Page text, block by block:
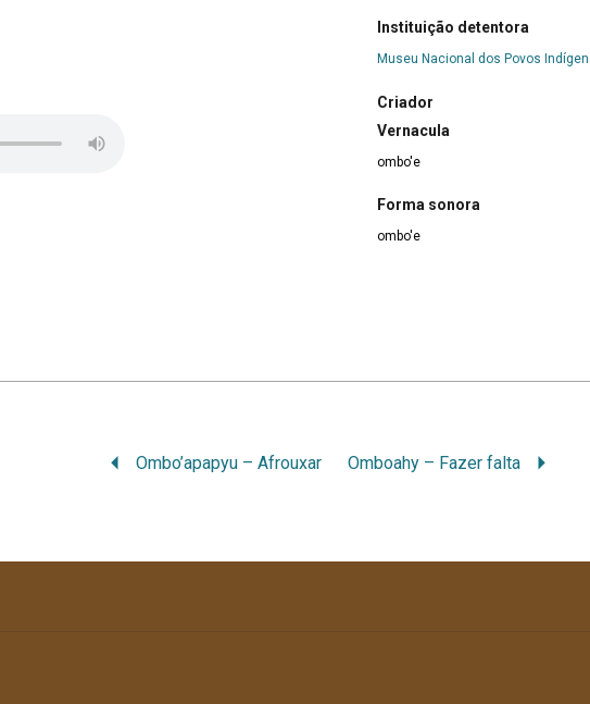
Instituição detentora
Museu Nacional dos Povos
Criador
Vernacula
ombo'e
Forma sonora
ombo'e
Ombo’apapyu – Afrouxar Omboahy – Fazer falta